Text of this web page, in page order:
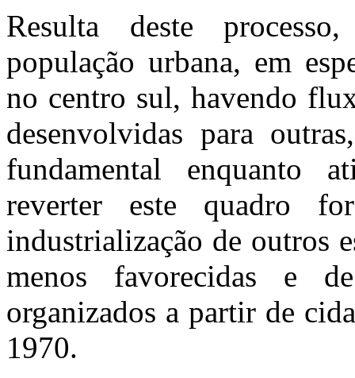
Resulta deste
população urbana, em
no centro sul, havendo
desenvolvidas para
fundamental enquanto
reverter este quadro
industrialização de outros
menos favorecidas e
organizados a partir de
1970.